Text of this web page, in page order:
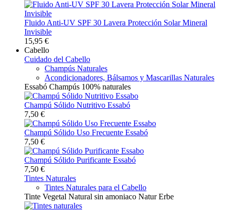
Fluido Anti-UV SPF 30 Lavera Protección Solar Mineral
Invisible
15,95 €
Cabello
Cuidado del Cabello
Champús Naturales
Acondicionadores, Bálsamos y Mascarillas Naturales
Essabó Champús 100% naturales
Champú Sólido Nutritivo Essabó
7,50 €
Champú Sólido Uso Frecuente Essabó
7,50 €
Champú Sólido Purificante Essabó
7,50 €
Tintes Naturales
Tintes Naturales para el Cabello
Tinte Vegetal Natural sin amoniaco Natur Erbe